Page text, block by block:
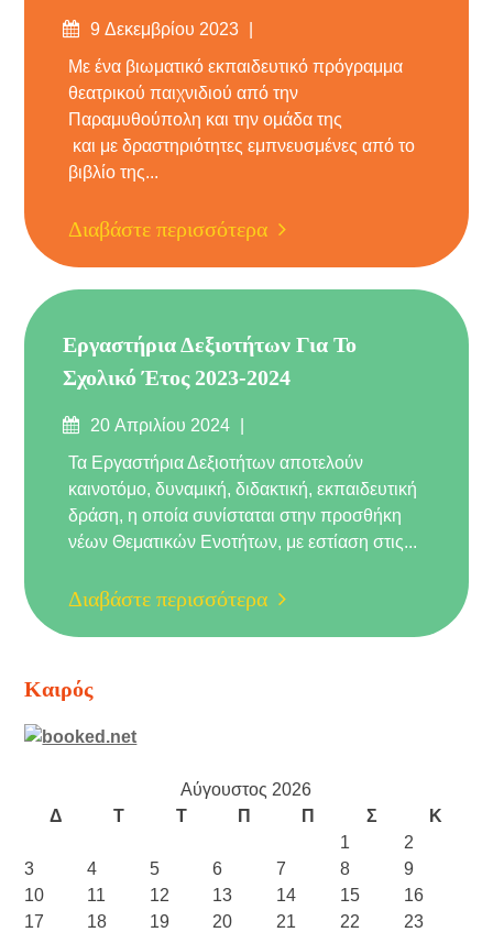
Δημοσιεύτηκε
9 Δεκεμβρίου 2023
Με ένα βιωματικό εκπαιδευτικό πρόγραμμα
θεατρικού παιχνιδιού από την
Παραμυθούπολη και την ομάδα της
και με δραστηριότητες εμπνευσμένες από το
βιβλίο της...
Διαβάστε περισσότερα
Εργαστήρια Δεξιοτήτων Για Το
Σχολικό Έτος 2023-2024
Δημοσιεύτηκε
20 Απριλίου 2024
Τα Εργαστήρια Δεξιοτήτων αποτελούν
καινοτόμο, δυναμική, διδακτική, εκπαιδευτική
δράση, η οποία συνίσταται στην προσθήκη
νέων Θεματικών Ενοτήτων, με εστίαση στις...
Διαβάστε περισσότερα
Καιρός
Αύγουστος 2026
Δ
Τ Τ Π Π Σ
Κ
1
2
3
4 5 6 7 8
9
10
11 12 13 14 15
16
17
18 19 20 21 22
23